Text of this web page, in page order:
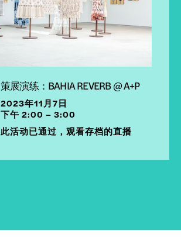
策展演练：BAHIA REVERB @ A+P
2023年11月7日
下午 2:00 – 3:00
此活动已通过，观看存档的直播